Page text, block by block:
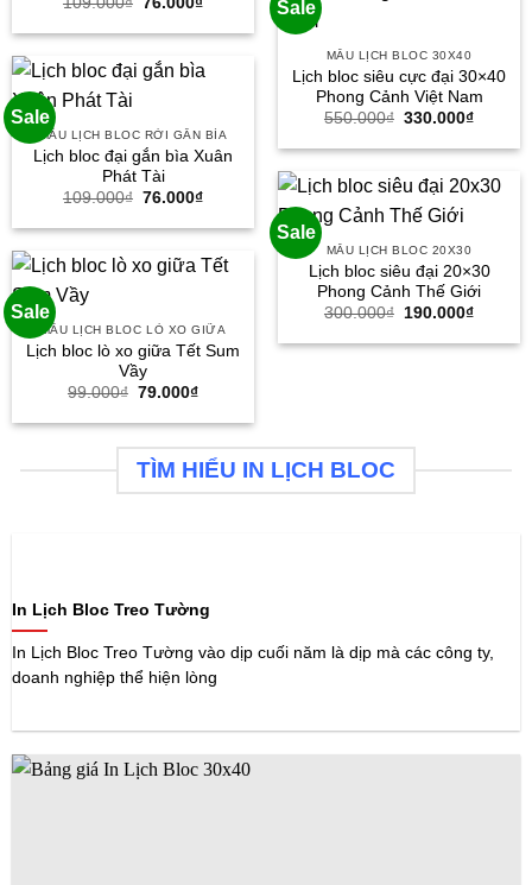
là:
tại
76.000₫.
Sale
MẪU LỊCH BLOC 30X40
Lịch bloc siêu cực đại 30×40
Phong Cảnh Việt Nam
550.000₫ Giá
là:
330.000₫Giá
tại
Sale
MẪU LỊCH BLOC RỜI GẮN BÌA
Lịch bloc đại gắn bìa Xuân
Phát Tài
109.000₫ Giá
là:
76.000₫Giá
tại
76.000₫.
Sale
MẪU LỊCH BLOC 20X30
Lịch bloc siêu đại 20×30
Phong Cảnh Thế Giới
300.000₫
Giá
là:
190.000₫Giá
tại
Sale
MẪU LỊCH BLOC LÒ XO GIỮA
Lịch bloc lò xo giữa Tết Sum
Vầy
99.000₫ Giá
là:
79.000₫Giá
tại
79.000₫.
TÌM HIỂU IN LỊCH BLOC
In Lịch Bloc Treo Tường
In Lịch Bloc Treo Tường vào dịp cuối năm là dịp mà các công ty,
doanh nghiệp thể hiện lòng